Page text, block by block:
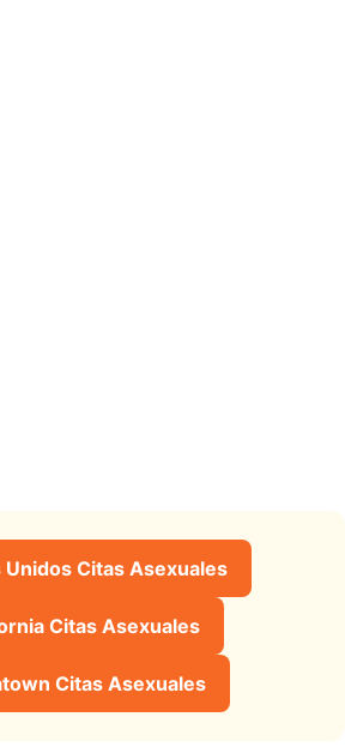
Unidos Citas Asexuales
Citas Asexuales
Citas Asexuales